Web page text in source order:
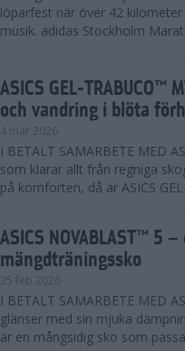
löparfest när över 42
musik. adidas Stockholm
ASICS GEL-
och vandring i blöta
4 mar 2026
I BETALT SAMARBETE MED
som klarar allt från regniga
på komforten, då är ASICS
ASICS NOVABLAST™ 5
mängdträningssko
25 feb 2026
I BETALT SAMARBETE MED
glänser med sin mjuka
är en mångsidig sko som